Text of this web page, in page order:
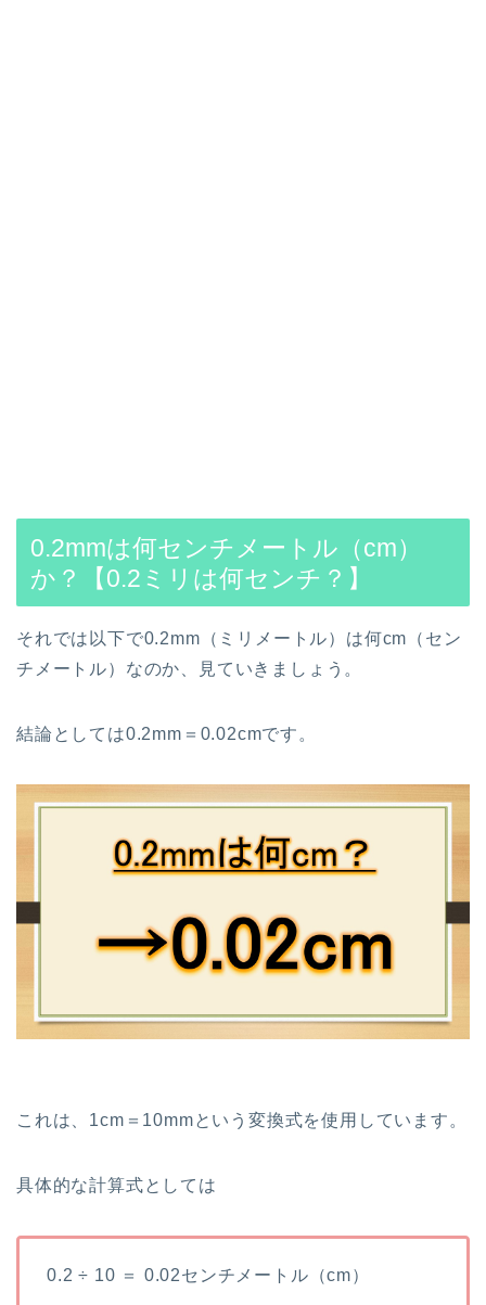
0.2mmは何センチメートル（cm）
か？【0.2ミリは何センチ？】
それでは以下で0.2mm（ミリメートル）は何cm（セン
チメートル）なのか、見ていきましょう。
結論としては0.2mm＝0.02cmです。
これは、1cm＝10mmという変換式を使用しています。
具体的な計算式としては
0.2 ÷ 10 ＝ 0.02センチメートル（cm）